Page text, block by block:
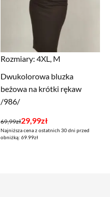
Rozmiary: 4XL, M
Dwukolorowa bluzka
beżowa na krótki rękaw
/986/
69,99zł
Pierwotna
cena
29,99zł
Aktualna
cena
Najniższa cena z ostatnich 30 dni przed
obniżką: 69.99zł